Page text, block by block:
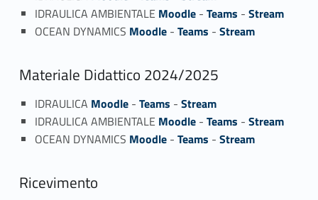
IDRAULICA AMBIENTALE Moodle- Teams - Stream
OCEAN DYNAMICS Moodle- Teams - Stream
Materiale Didattico 2024/2025
IDRAULICA Moodle- Teams - Stream
IDRAULICA AMBIENTALE Moodle- Teams - Stream
OCEAN DYNAMICS Moodle- Teams - Stream
Ricevimento